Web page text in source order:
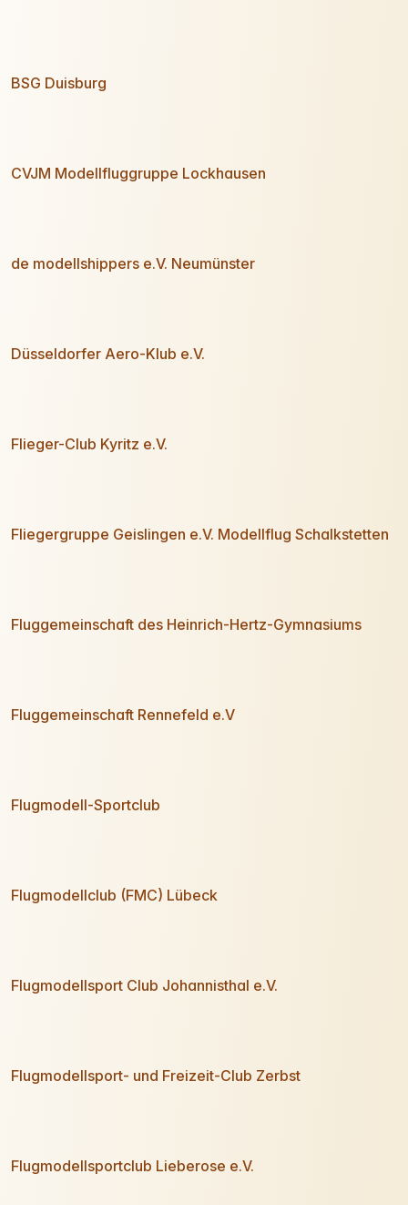
BSG Duisburg
CVJM Modellfluggruppe Lockhausen
de modellshippers e.V. Neumünster
Düsseldorfer Aero-Klub e.V.
Flieger-Club Kyritz e.V.
Fliegergruppe Geislingen e.V. Modellflug Schalkstetten
Fluggemeinschaft des Heinrich-Hertz-Gymnasiums
Fluggemeinschaft Rennefeld e.V
Flugmodell-Sportclub
Flugmodellclub (FMC) Lübeck
Flugmodellsport Club Johannisthal e.V.
Flugmodellsport- und Freizeit-Club Zerbst
Flugmodellsportclub Lieberose e.V.